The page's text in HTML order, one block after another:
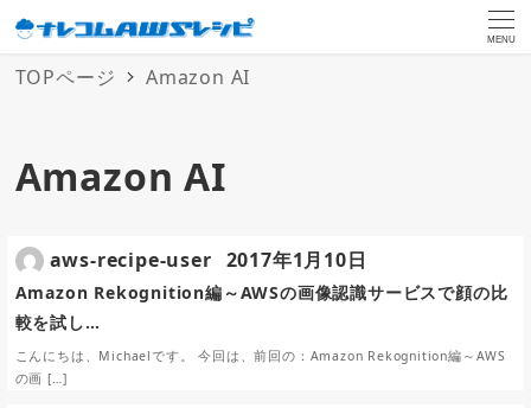
MENU
TOPページ Amazon AI
Amazon AI
Amazon Rekognition編～AWSの画像認識サービスで顔の比
較を試し…
こんにちは、Michaelです。 今回は、前回の：Amazon Rekognition編～AWS
の画 […]
aws-recipe-user 2017年1月10日